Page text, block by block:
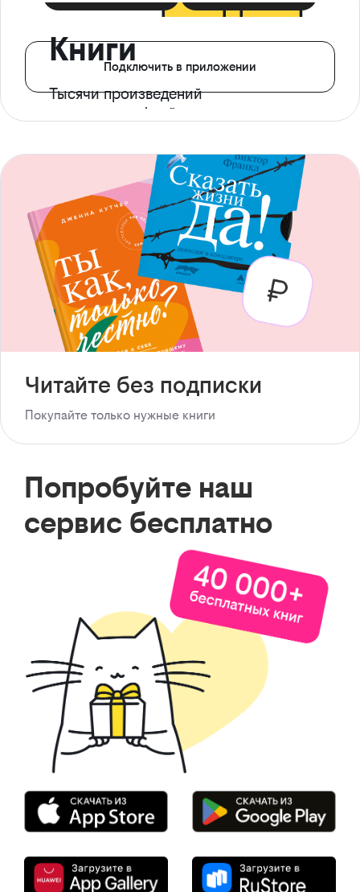
Книги
Тысячи произведений
с доступом офлайн
Подключить в приложении
Читайте без подписки
Покупайте только нужные книги
Попробуйте наш
сервис бесплатно